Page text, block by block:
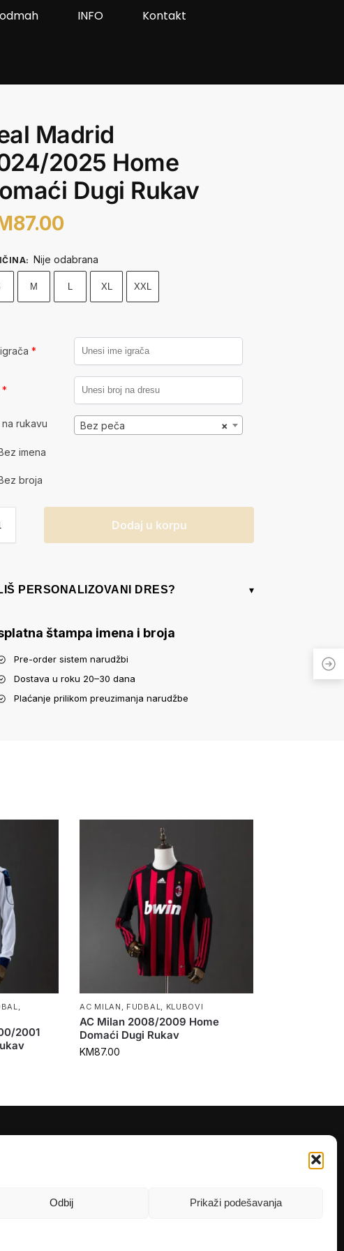
Odbij Prikaži podešavanja
INFO
Kontakt
Madrid
2025 Home
Dugi Rukav
87.00
: Nije odabrana
M L XL XXL
*
*
rukavu ×
Bez peča
imena
broja
Dodaj u korpu
PERSONALIZOVANI DRES? ▾
štampa imena i broja
Pre-order sistem narudžbi
Dostava u roku 20–30 dana
Plaćanje prilikom preuzimanja narudžbe
2001
AC MILAN FUDBAL KLUBOVI
AC Milan 2008/2009 Home
Domaći Dugi Rukav
KM87.00